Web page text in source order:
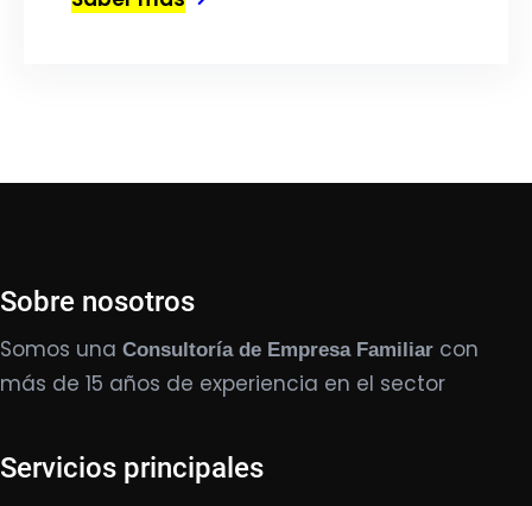
Sobre nosotros
Somos una Consultoría de Empresa Familiar con
más de 15 años de experiencia en el sector
Servicios principales